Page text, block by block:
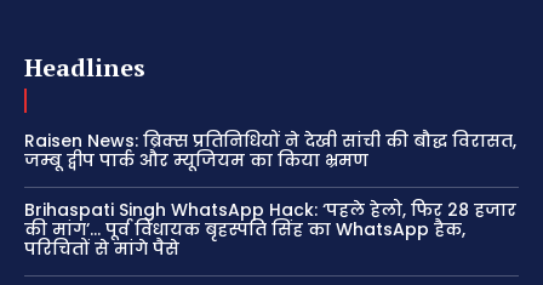
Headlines
Raisen News: ब्रिक्स प्रतिनिधियों ने देखी सांची की बौद्ध विरासत,
जम्बू द्वीप पार्क और म्यूजियम का किया भ्रमण
Brihaspati Singh WhatsApp Hack: ‘पहले हेलो, फिर 28 हजार
की मांग’… पूर्व विधायक बृहस्पति सिंह का WhatsApp हैक,
परिचितों से मांगे पैसे